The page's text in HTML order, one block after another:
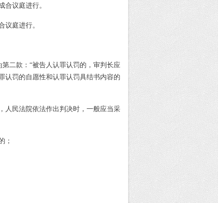
合议庭进行。
议庭进行。
二款： “被告人认罪认罚的，审判长应
认罚的自愿性和认罪认罚具结书内容的
人民法院依法作出判决时，一般应当采
；